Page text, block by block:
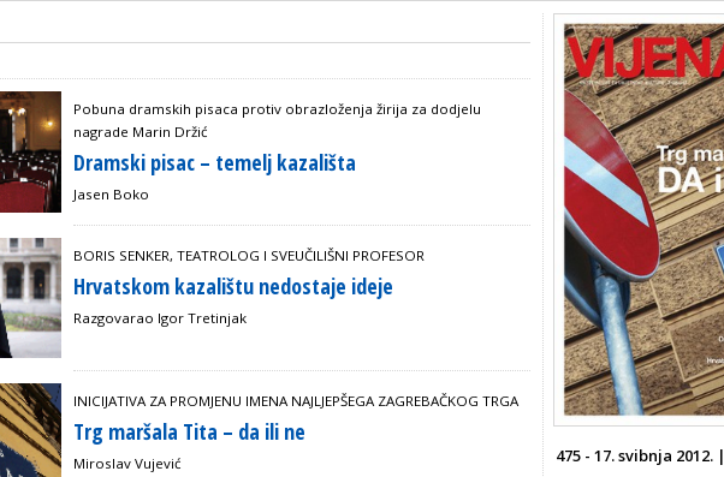
Pobuna dramskih pisaca protiv obrazloženja žirija za dodjelu
nagrade Marin Držić
Dramski pisac – temelj kazališta
Jasen Boko
BORIS SENKER, TEATROLOG I SVEUČILIŠNI PROFESOR
Hrvatskom kazalištu nedostaje ideje
Razgovarao Igor Tretinjak
INICIJATIVA ZA PROMJENU IMENA NAJLJEPŠEGA ZAGREBAČKOG TRGA
Trg maršala Tita – da ili ne
Miroslav Vujević 475 - 17. svibnja 2012. |